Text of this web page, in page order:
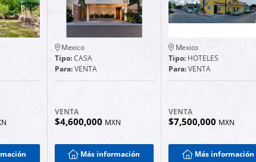
Mexico
Tipo:CASA
Para:VENTA
VENTA
$4,600,000 MXN
Más información
Mexico
Tipo:HOTELES
Para:VENTA
VENTA
$7,500,000MXN
Más información